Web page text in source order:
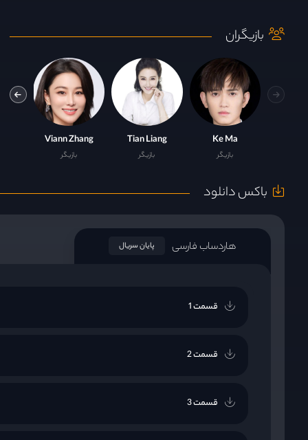
بازیگران
Ke Ma
بازیگر
Tian Liang
بازیگر
Viann Zhang
بازیگر
باکس دانلود
هاردساب فارسی پایان سریال
قسمت 1
قسمت 2
قسمت 3